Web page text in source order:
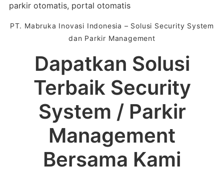
parkir otomatis, portal otomatis
PT. Mabruka Inovasi Indonesia – Solusi Security System
dan Parkir Management
Dapatkan Solusi
Terbaik Security
System / Parkir
Management
Bersama Kami